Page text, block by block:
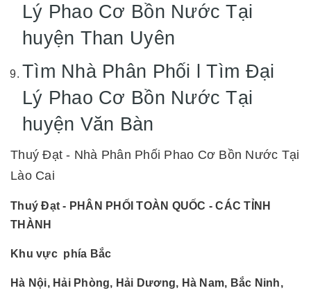
Lý Phao Cơ Bồn Nước Tại
huyện Than Uyên
Tìm Nhà Phân Phối l Tìm Đại
Lý Phao Cơ Bồn Nước Tại
huyện Văn Bàn
Thuý Đạt - Nhà Phân Phối Phao Cơ Bồn Nước Tại
Lào Cai
Thuý Đạt - PHÂN PHỐI TOÀN QUỐC - CÁC TỈNH
THÀNH
Khu vực phía Bắc
Hà Nội, Hải Phòng, Hải Dương, Hà Nam, Bắc Ninh,